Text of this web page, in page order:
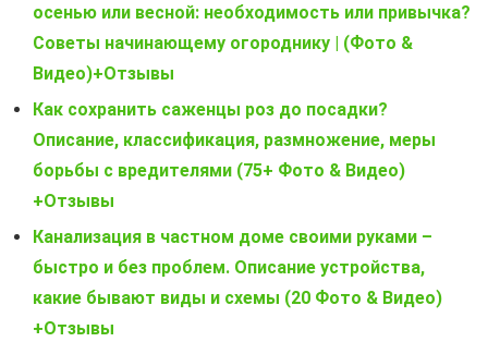
осенью или весной: необходимость или привычка?
Советы начинающему огороднику | (Фото &
Видео)+Отзывы
Как сохранить саженцы роз до посадки?
Описание, классификация, размножение, меры
борьбы с вредителями (75+ Фото & Видео)
+Отзывы
Канализация в частном доме своими руками –
быстро и без проблем. Описание устройства,
какие бывают виды и схемы (20 Фото & Видео)
+Отзывы